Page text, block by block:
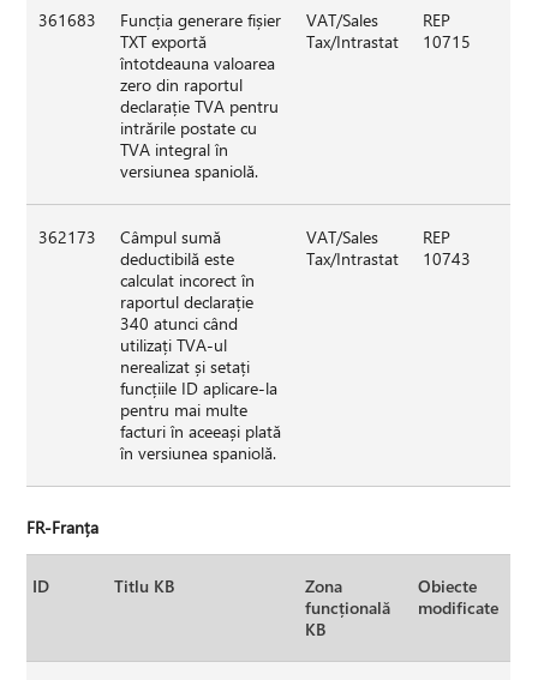
361683
Funcția generare fișier
TXT exportă
întotdeauna valoarea
zero din raportul
declarație TVA pentru
intrările postate cu
TVA integral în
versiunea spaniolă.
VAT/Sales
Tax/Intrastat
REP
10715
362173
Câmpul sumă
deductibilă este
calculat incorect în
raportul declarație
340 atunci când
utilizați TVA-ul
nerealizat și setați
funcțiile ID aplicare-la
pentru mai multe
facturi în aceeași plată
în versiunea spaniolă.
VAT/Sales
Tax/Intrastat
REP
10743
FR-Franța
ID Titlu KB
Zona
funcțională
KB
Obiecte
modificate